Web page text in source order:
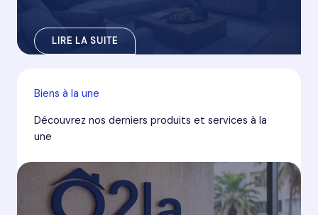
LIRE LA SUITE
Biens à la une
Découvrez nos derniers produits et services à la
une